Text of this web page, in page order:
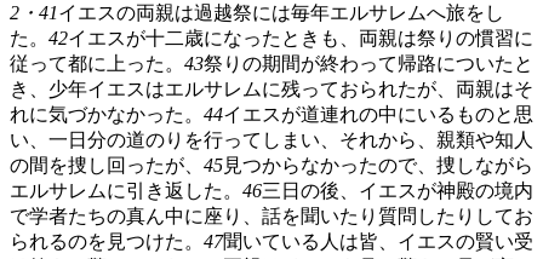
2・41イエスの両親は過越祭には毎年エルサレムへ旅をし
た。 42イエスが十二歳になったときも、両親は祭りの慣習に
従って都に上った。 43祭りの期間が終わって帰路についたと
き、少年イエスはエルサレムに残っておられたが、両親はそ
れに気づかなかった。 44イエスが道連れの中にいるものと思
い、一日分の道のりを行ってしまい、それから、親類や知人
の間を捜し回ったが、 45見つからなかったので、捜しながら
エルサレムに引き返した。 46三日の後、イエスが神殿の境内
で学者たちの真ん中に座り、話を聞いたり質問したりしてお
られるのを見つけた。 47聞いている人は皆、イエスの賢い受